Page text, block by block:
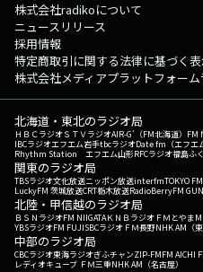
株式会社radikoについて
ニュースリリース
採用情報
特定商取引に関する法律に基づく
株式会社メディアプラットフォー
北海道・東北のラジオ局
ＨＢＣラジオＳＴＶラジオAIR-G'（FM北海道） FM
IBCラジオエフエム岩手tbcラジオDate fm（エフエ
Rhythm Station エフエム山形RFCラジオ福島ふ
関東のラジオ局
TBSラジオ文化放送ニッポン放送interfmTOKYO FM
LuckyFM 茨城放送CRT栃木放送RadioBerryFM
北陸・甲信越のラジオ局
ＢＳＮラジオFM NIIGATAＫＮＢラジオ ＦＭとやま
YBSラジオFM FUJISBCラジオ ＦＭ長野NHK AM（東
中部のラジオ局
CBCラジオ東海ラジオぎふチャンZIP-FMFM AICHI
レディオキューブ ＦＭ三重NHK AM（名古屋）